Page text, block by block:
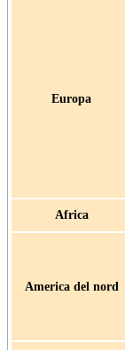
Europa
Africa
America del nord